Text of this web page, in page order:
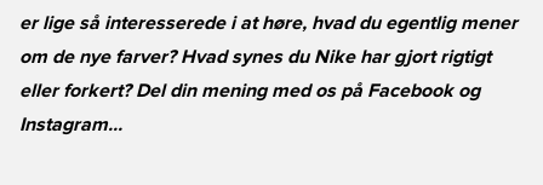
er lige så interesserede i at høre, hvad du egentlig mener
om de nye farver? Hvad synes du Nike har gjort rigtigt
eller forkert? Del din mening med os på Facebook og
Instagram...